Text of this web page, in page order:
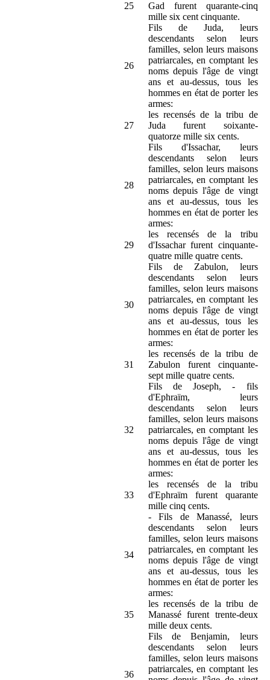
25
Gad furent quarante-cinq
mille six cent cinquante.
26
Fils de Juda, leurs
descendants selon leurs
familles, selon leurs maisons
patriarcales, en comptant les
noms depuis l'âge de vingt
ans et au-dessus, tous les
hommes en état de porter les
armes:
27
les recensés de la tribu de
Juda furent soixante-
quatorze mille six cents.
28
Fils d'Issachar, leurs
descendants selon leurs
familles, selon leurs maisons
patriarcales, en comptant les
noms depuis l'âge de vingt
ans et au-dessus, tous les
hommes en état de porter les
armes:
29
les recensés de la tribu
d'Issachar furent cinquante-
quatre mille quatre cents.
30
Fils de Zabulon, leurs
descendants selon leurs
familles, selon leurs maisons
patriarcales, en comptant les
noms depuis l'âge de vingt
ans et au-dessus, tous les
hommes en état de porter les
armes:
31
les recensés de la tribu de
Zabulon furent cinquante-
sept mille quatre cents.
32
Fils de Joseph, - fils
d'Ephraïm, leurs
descendants selon leurs
familles, selon leurs maisons
patriarcales, en comptant les
noms depuis l'âge de vingt
ans et au-dessus, tous les
hommes en état de porter les
armes:
33
les recensés de la tribu
d'Ephraïm furent quarante
mille cinq cents.
34
- Fils de Manassé, leurs
descendants selon leurs
familles, selon leurs maisons
patriarcales, en comptant les
noms depuis l'âge de vingt
ans et au-dessus, tous les
hommes en état de porter les
armes:
35
les recensés de la tribu de
Manassé furent trente-deux
mille deux cents.
36
Fils de Benjamin, leurs
descendants selon leurs
familles, selon leurs maisons
patriarcales, en comptant les